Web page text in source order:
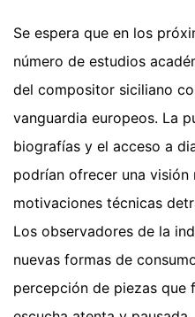
Se espera que en los
número de estudios
del compositor siciliano
vanguardia europeos. La
biografías y el acceso a
podrían ofrecer una visión
motivaciones técnicas
Los observadores de la
nuevas formas de
percepción de piezas que